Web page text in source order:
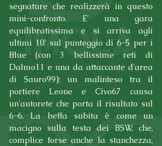
segnature che realizzerà in questo
mini-confronto. E' una gara
equilibratissima e si arriva agli
ultimi 10' sul punteggio di 6-5 per i
Blue (con 3 bellissime reti di
Dalmo11 e una da attaccante d'area
di Sauro99): un malinteso tra il
portiere Leone e Civo67 causa
un'autorete che porta il risultato sul
6-6. La beffa subita è come un
macigno sulla testa dei BSW, che,
complice forse anche la stanchezza,